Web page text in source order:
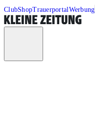
ClubShopTrauerportalWerbung